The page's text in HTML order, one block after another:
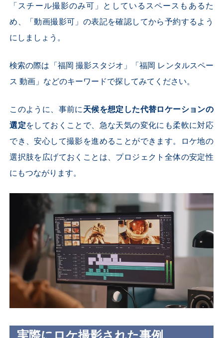
「スチール撮影のみ可」としているスペースもあるた
め、「動画撮影可」の表記を確認してから予約するよう
にしましょう。
検索の際は「福岡 撮影スタジオ」「福岡 レンタルスペー
ス 動画」などのキーワードで探してみてください。
このように、事前に天候を想定した代替ロケーションの
選定をしておくことで、急な天気の変化にも柔軟に対応
でき、安心して撮影を進めることができます。ロケ地の
選択肢を広げておくことは、プロジェクト全体の安定性
にもつながります。